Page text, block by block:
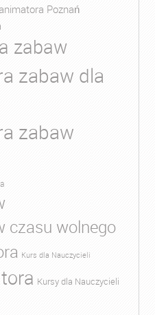
Poznań
zabaw
zabaw dla
zabaw
czasu wolnego
Kurs dla Nauczycieli
Kursy dla Nauczycieli